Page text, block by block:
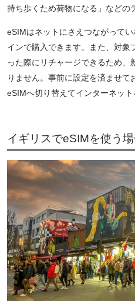
持ち歩くため荷物になる」などの
eSIMはネットにさえつながって
インで購入できます。また、対象
った際にリチャージできるため、
りません。事前に設定を済ませて
eSIMへ切り替えてインターネット
イギリスでeSIMを使う